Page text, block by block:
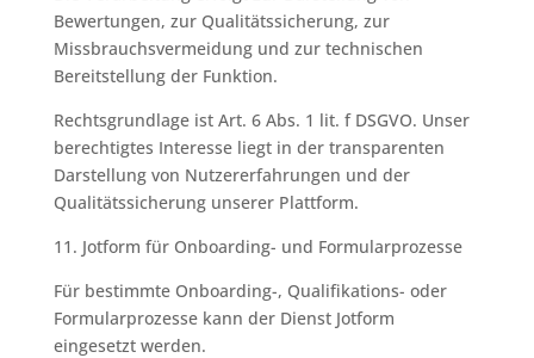
Bewertungen, zur Qualitätssicherung, zur
Missbrauchsvermeidung und zur technischen
Bereitstellung der Funktion.
Rechtsgrundlage ist Art. 6 Abs. 1 lit. f DSGVO. Unser
berechtigtes Interesse liegt in der transparenten
Darstellung von Nutzererfahrungen und der
Qualitätssicherung unserer Plattform.
11. Jotform für Onboarding- und Formularprozesse
Für bestimmte Onboarding-, Qualifikations- oder
Formularprozesse kann der Dienst Jotform
eingesetzt werden.